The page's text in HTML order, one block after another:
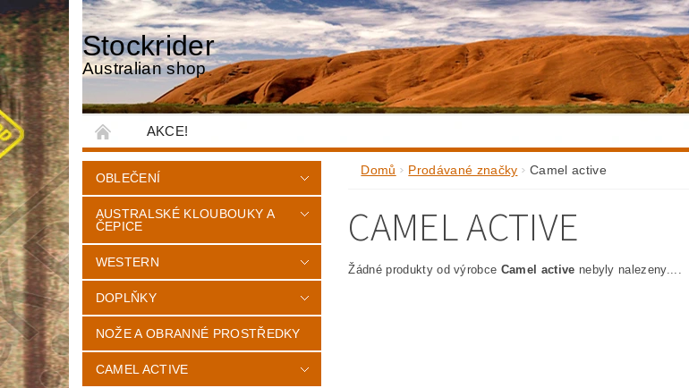
Stockrider
Australian shop
AKCE!
OBLEČENÍ
AUSTRALSKÉ KLOUBOUKY A
ČEPICE
WESTERN
DOPLŇKY
NOŽE A OBRANNÉ PROSTŘEDKY
CAMEL ACTIVE
Domů Prodávané značky Camel active
CAMEL ACTIVE
Žádné produkty od výrobce Camel active nebyly nalezeny....